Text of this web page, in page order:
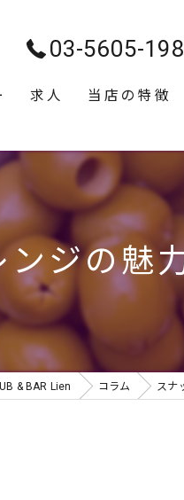
03-5605-
求人 当店の特徴
スナック
2次会
貸切
カラオケ
ンジの魅
& BAR Lien コラム スナ